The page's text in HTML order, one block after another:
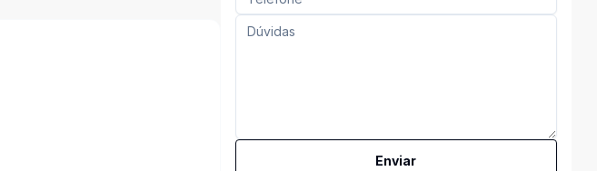
Enviar